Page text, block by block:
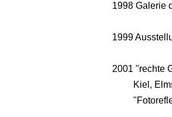
1998 Galerie
1999
2001 "rechte
Kiel,